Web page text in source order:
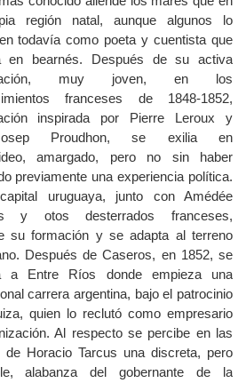
región natal, aunque algunos lo
todavía como poeta y cuentista que
en bearnés. Después de su activa
muy joven, en los
franceses de 1848-1852,
inspirada por Pierre Leroux y
Josep Proudhon, se exilia en
amargado, pero no sin haber
previamente una experiencia política.
uruguaya, junto con Amédée
y otos desterrados franceses,
su formación y se adapta al terreno
Después de Caseros, en 1852, se
a Entre Ríos donde empieza una
carrera argentina, bajo el patrocinio
quien lo reclutó como empresario
Al respecto se percibe en las
de Horacio Tarcus una discreta, pero
alabanza del gobernante de la